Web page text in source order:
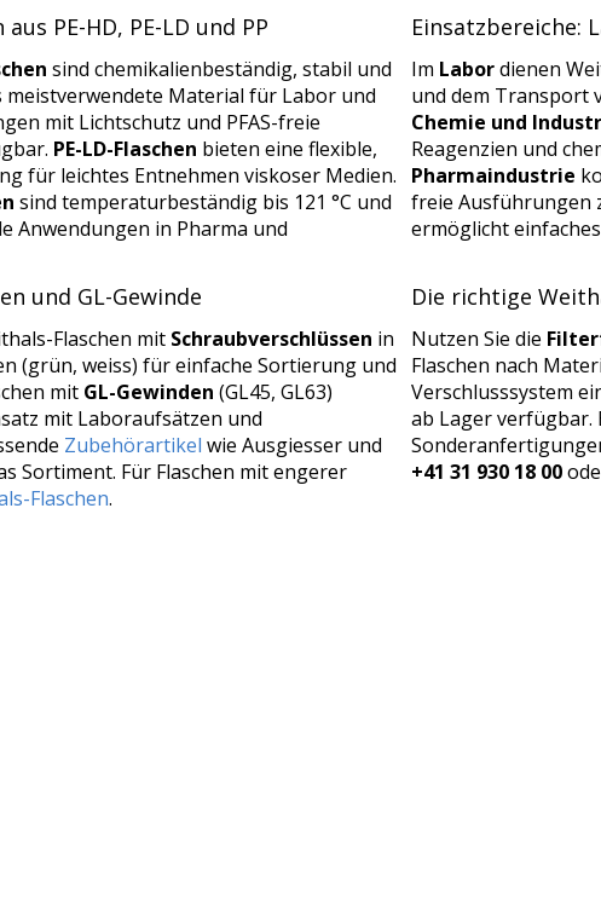
PE-HD, PE-LD und PP
sind chemikalienbeständig, stabil und
meistverwendete Material für Labor und
mit Lichtschutz und PFAS-freie
PE-LD-Flaschen bieten eine flexible,
für leichtes Entnehmen viskoser Medien.
sind temperaturbeständig bis 121 °C und
Anwendungen in Pharma und
Einsatzbereiche:
Im Labordienen
und dem Transport
Chemie und
Reagenzien und
Pharmaindustrie
freie Ausführungen
ermöglicht
und GL-Gewinde
Flaschen mit Schraubverschlüssen in
(grün, weiss) für einfache Sortierung und
mit GL-Gewinden (GL45, GL63)
mit Laboraufsätzen und
Zubehörartikel wie Ausgiesser und
Sortiment. Für Flaschen mit engerer
Flaschen.
Die richtige
Nutzen Sie die
Flaschen nach
Verschlusssystem
ab Lager
+41 31 930 18 00